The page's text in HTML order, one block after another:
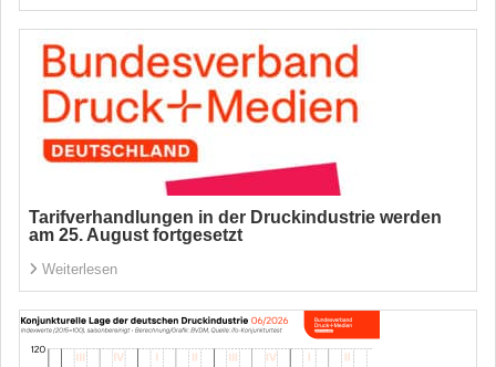
Tarifverhandlungen in der Druckindustrie werden
am 25. August fortgesetzt
Weiterlesen